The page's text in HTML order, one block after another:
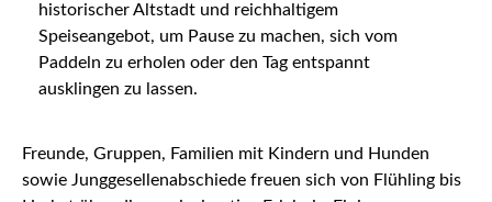
historischer Altstadt und reichhaltigem
Speiseangebot, um Pause zu machen, sich vom
Paddeln zu erholen oder den Tag entspannt
ausklingen zu lassen.
Freunde, Gruppen, Familien mit Kindern und Hunden
sowie Junggesellenabschiede freuen sich von Flühling bis